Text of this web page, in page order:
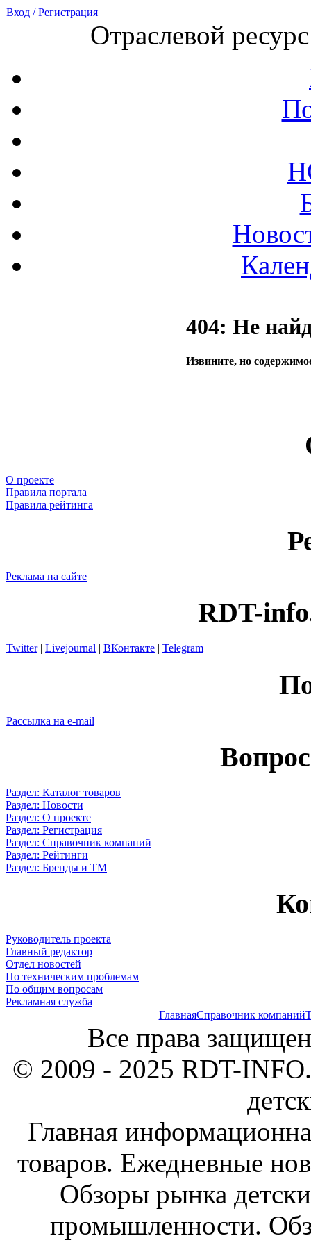
Вход / Регистрация
Отраслевой
404: Не
Извините, но
О проекте
Правила портала
Правила рейтинга
Реклама на сайте
RDT-
Twitter| Livejournal | ВКонтакте | Telegram
Рассылка на e-mail
Раздел: Каталог товаров
Раздел: Новости
Раздел: О проекте
Раздел: Регистрация
Раздел: Справочник компаний
Раздел: Рейтинги
Раздел: Бренды и ТМ
Руководитель проекта
Главный редактор
Отдел новостей
По техническим проблемам
По общим вопросам
Рекламная служба
ГлавнаяСправочник компаний
Все права
© 2009 - 2025 RDT-
Главная
товаров. Ежедневные
Обзоры рынка
промышленности.